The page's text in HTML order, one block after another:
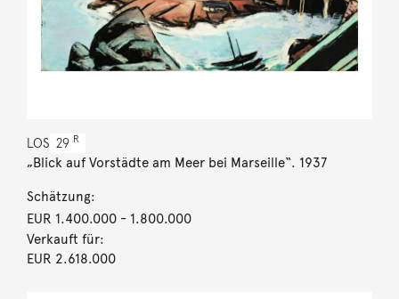
LOS 29 R
„Blick auf Vorstädte am Meer bei Marseille“. 1937
Schätzung:
EUR 1.400.000- 1.800.000
Verkauft für:
EUR 2.618.000